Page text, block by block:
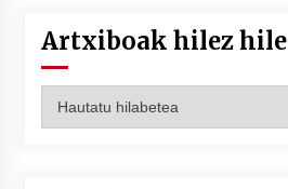
Artxiboak hilez hile
hilez